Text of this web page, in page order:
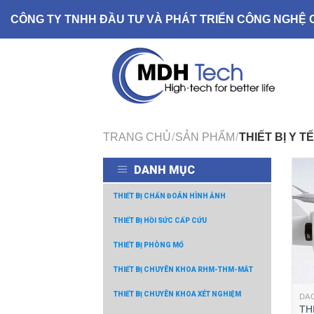
CÔNG TY TNHH ĐẦU TƯ VÀ PHÁT TRIỂN CÔNG NGHỆ
TRANG CHỦ/SẢN PHẨM/THIẾT BỊ Y TẾ
DANH MỤC
THIẾT BỊ CHẨN ĐOÁN HÌNH ẢNH
THIẾT BỊ HỒI SỨC CẤP CỨU
THIẾT BỊ PHÒNG MỔ
THIẾT BỊ CHUYÊN KHOA RHM-THM-MẮT
THIẾT BỊ CHUYÊN KHOA XÉT NGHIỆM